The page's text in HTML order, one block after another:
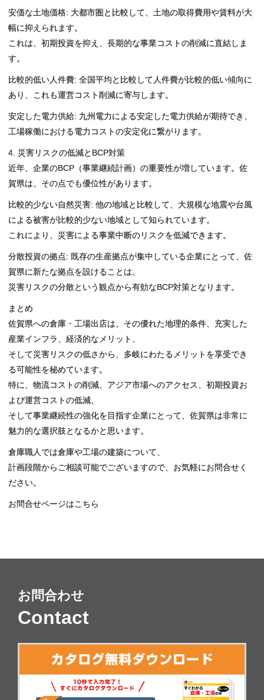
安価な土地価格: 大都市圏と比較して、土地の取得費用や賃料が大
幅に抑えられます。
これは、初期投資を抑え、長期的な事業コストの削減に直結しま
す。
比較的低い人件費: 全国平均と比較して人件費が比較的低い傾向に
あり、これも運営コスト削減に寄与します。
安定した電力供給: 九州電力による安定した電力供給が期待でき、
工場稼働における電力コストの安定化に繋がります。
4. 災害リスクの低減とBCP対策
近年、企業のBCP（事業継続計画）の重要性が増しています。佐
賀県は、その点でも優位性があります。
比較的少ない自然災害: 他の地域と比較して、大規模な地震や台風
による被害が比較的少ない地域として知られています。
これにより、災害による事業中断のリスクを低減できます。
分散投資の拠点: 既存の生産拠点が集中している企業にとって、佐
賀県に新たな拠点を設けることは、
災害リスクの分散という観点から有効なBCP対策となります。
まとめ
佐賀県への倉庫・工場出店は、その優れた地理的条件、充実した
産業インフラ、経済的なメリット、
そして災害リスクの低さから、多岐にわたるメリットを享受でき
る可能性を秘めています。
特に、物流コストの削減、アジア市場へのアクセス、初期投資お
よび運営コストの低減、
そして事業継続性の強化を目指す企業にとって、佐賀県は非常に
魅力的な選択肢となるかと思います。
倉庫職人では倉庫や工場の建築について、
計画段階からご相談可能でございますので、お気軽にお問合せく
ださい。
お問合せページはこちら
お問合わせ
Contact